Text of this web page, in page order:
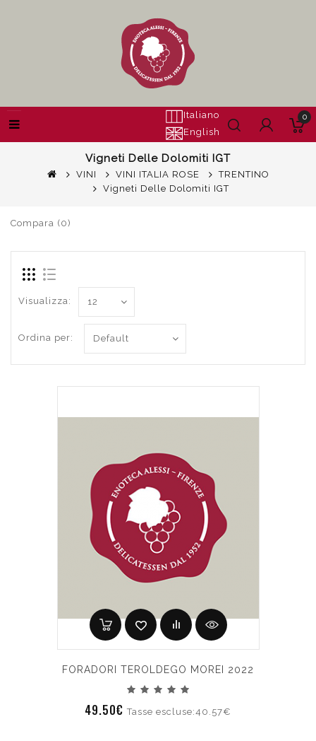
Italiano
English
0
Vigneti Delle Dolomiti IGT
VINI VINI ITALIA ROSE
TRENTINO
Vigneti Delle Dolomiti IGT
Compara (0)
Visualizza:
Ordina per:
FORADORI TEROLDEGO MOREI 2022
49.50€Tasse escluse:40.57€